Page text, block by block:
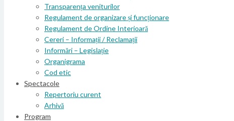
Transparența veniturilor
Regulament de organizare și funcționare
Regulament de Ordine Interioară
Cereri – Informații / Reclamații
Informări – Legislație
Organigrama
Cod etic
Spectacole
Repertoriu curent
Arhivă
Program